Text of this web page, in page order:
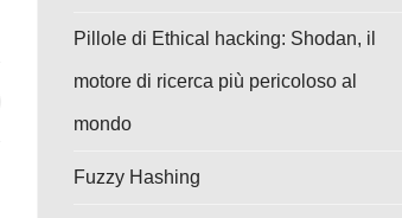
Pillole di Ethical hacking: Shodan, il
motore di ricerca più pericoloso al
mondo
Fuzzy Hashing